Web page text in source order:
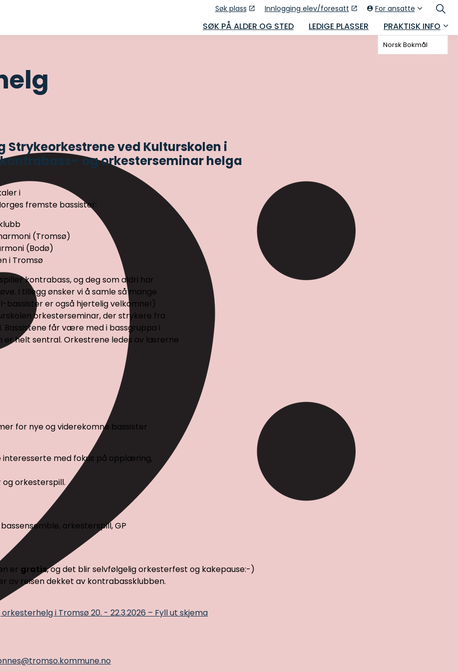
SØK PÅ ALDER OG STED LEDIGE PLASSER PRAKTISK INFO
Søk plass Innlogging elev/foresatt For ansatte
Strykeorkestrene ved Kulturskolen i
og orkesterseminar helga
i
fremste bassister:
(Tromsø)
(Bodø)
i Tromsø
kontrabass, og deg som aldri har
I tillegg ønsker vi å samle så mange
bassister er også hjertelig velkomne!)
orkesterseminar, der strykere fra
får være med i bassgruppa i
helt sentral. Orkestrene ledes av lærerne
for nye og viderekomne bassister
interesserte med fokus på opplæring,
og orkesterspill.
orkesterspill, GP
er gratis, og det blir selvfølgelig orkesterfest og kakepause:-)
av reisen dekket av kontrabassklubben.
i Tromsø 20. - 22.3.2026 – Fyll ut skjema
Norsk Bokmål